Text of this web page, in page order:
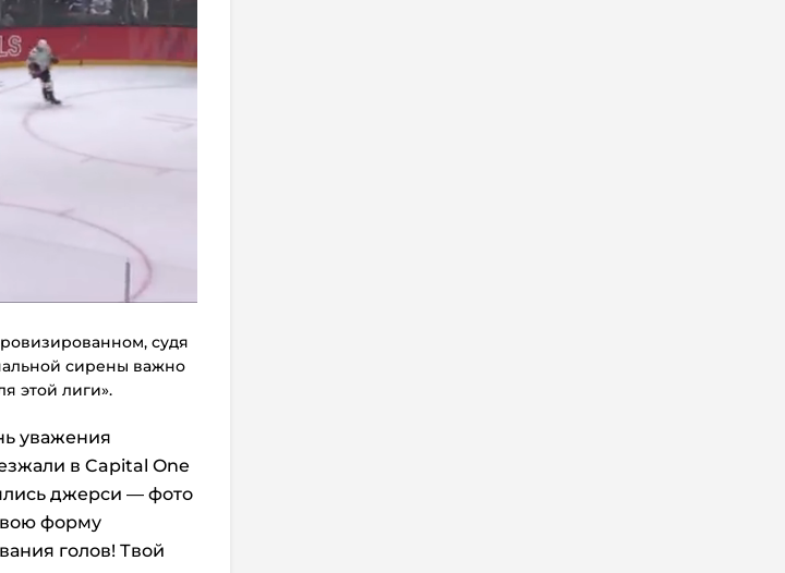
судя
сирены важно
этой лиги».
уважения
в Capital One
джерси — фото
форму
голов! Твой